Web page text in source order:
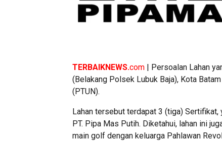
TERBAIKNEWS.com | Persoalan Lahan
(Belakang Polsek Lubuk Baja), Kota
(PTUN).
Lahan tersebut terdapat 3 (tiga)
PT. Pipa Mas Putih. Diketahui, lahan ini
main golf dengan keluarga Pahlawan